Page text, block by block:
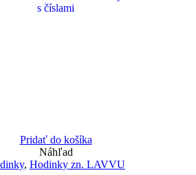
Pridať do košíka
Náhľad
, Hodinky zn. LAVVU